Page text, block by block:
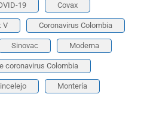
19 Covax
V Coronavirus Colombia
Sinovac Moderna
coronavirus Colombia
Montería